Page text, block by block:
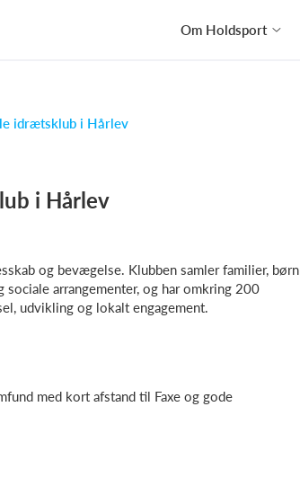
Om Holdsport
idrætsklub i Hårlev
i Hårlev
og bevægelse. Klubben samler familier, børn
arrangementer, og har omkring 200
udvikling og lokalt engagement.
med kort afstand til Faxe og gode